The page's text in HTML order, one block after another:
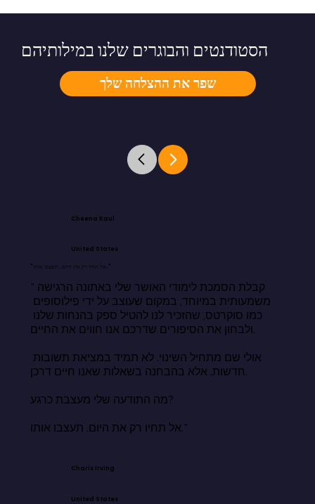
שפר את ההצלחה שלך
הסטודנטים והבוגרים שלנו במילותיהם
Cheena Kaul
United States
"אל תחיו רק את היום. תעצבו אותו."
"קבלת הסמכת לימודי האושר שלי באתונה הרגישה
ולבחון את הסיפורים שדרכם אנו חווים את החיים.
אולי שם מתחיל השינוי. לא תמיד במציאת תשובות
חדשות, אלא בהבחנה בשאלות שאנו חיים דרכן.
מה התודעה שלי מעצבת כרגע?
אל תחיו רק את היום. תעצבו אותו."
Charis Irving
United States